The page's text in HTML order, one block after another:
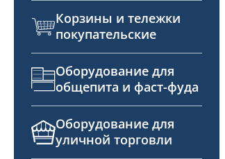
Корзины и тележки
покупательские
Оборудование для
общепита и фаст-фуда
Оборудование для
уличной торговли